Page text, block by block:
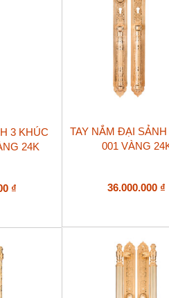
3 KHÚC
24K
₫
TAY NẮM ĐẠI SẢNH
001 VÀNG
36.000.000 ₫